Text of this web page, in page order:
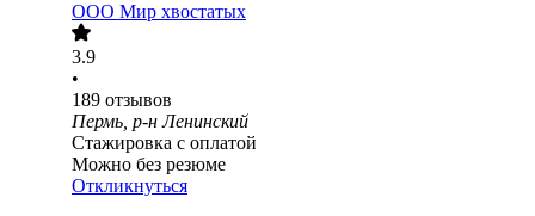
ООО Мир хвостатых
3.9
•
189 отзывов
Пермь, р-н Ленинский
Стажировка с оплатой
Можно без резюме
Откликнуться